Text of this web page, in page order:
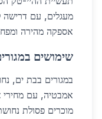
אספקה מהירה
שימושים
במגורים בבת ים,
מוכרים פסולת